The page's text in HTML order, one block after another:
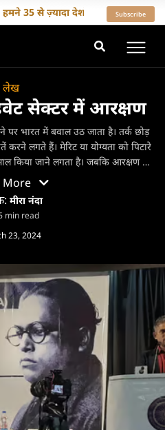
देशों के लेखकों का अनुवाद किया
Subscribe
लेख
सेक्टर में आरक्षण
भारत में बवाल उठ जाता है। तर्क छोड़
लगते हैं। मेरिट या योग्यता को पिटारे
किया जाने लगता है। जबकि आरक्षण के
या आर्थिक दलीलें नहीं हैं, वे फिर भी
पर अटल हैं। अगर वाद-विवाद से बाहर
चाहते हैं, तो इस लेख को पढ़ के जानिए
है। अगर आप कुछ सीख कर इस पहल के
द्वारा संस्थापित All India
उनकी जो मदद कर सकें वो करिए। https://aiisca.org
More
मीरा नंदा
min read
23, 2024